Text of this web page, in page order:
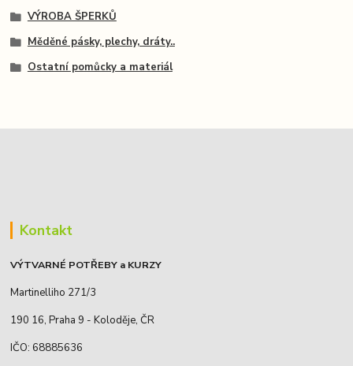
VÝROBA ŠPERKŮ
Měděné pásky, plechy, dráty..
Ostatní pomůcky a materiál
Kontakt
VÝTVARNÉ POTŘEBY a KURZY
Martinelliho 271/3
190 16, Praha 9 - Koloděje, ČR
IČO: 68885636